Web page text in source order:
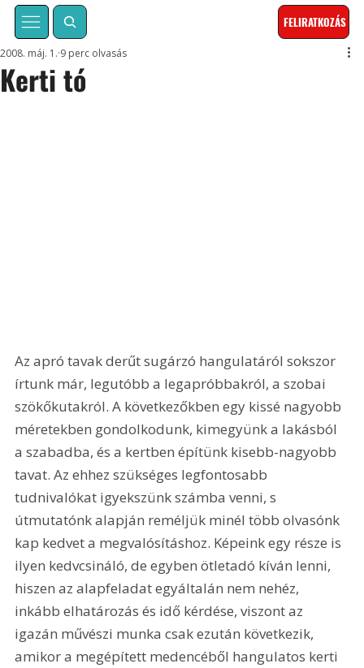
FELIRATKOZÁS
Kerti tó
2008. máj. 1. 9 perc olvasás
Az apró tavak derűt sugárzó hangulatáról sokszor
írtunk már, legutóbb a legapróbbakról, a szobai
szökőkutakról. A következőkben egy kissé nagyobb
méretekben gondolkodunk, kimegyünk a lakásból
a szabadba, és a kertben építünk kisebb-nagyobb
tavat. Az ehhez szükséges legfontosabb
tudnivalókat igyekszünk számba venni, s
útmutatónk alapján reméljük minél több olvasónk
kap kedvet a megvalósításhoz. Képeink egy része is
ilyen kedvcsináló, de egyben ötletadó kíván lenni,
hiszen az alapfeladat egyáltalán nem nehéz,
inkább elhatározás és idő kérdése, viszont az
igazán művészi munka csak ezután következik,
amikor a megépített medencéből hangulatos kerti